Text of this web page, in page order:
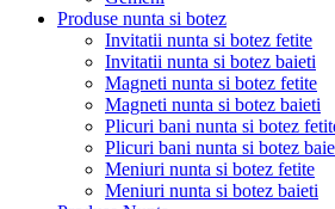
Produse nunta si botez
Invitatii nunta si botez fetite
Invitatii nunta si botez baieti
Magneti nunta si botez fetite
Magneti nunta si botez baieti
Plicuri bani nunta si botez
Plicuri bani nunta si botez
Meniuri nunta si botez fetite
Meniuri nunta si botez baieti